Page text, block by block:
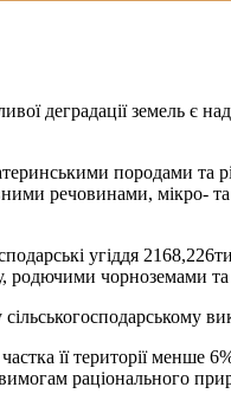
деградації земель є
породами
речо​винами, мікро-
угіддя
родючими чорноземами
її території менше
вимогам раціонального